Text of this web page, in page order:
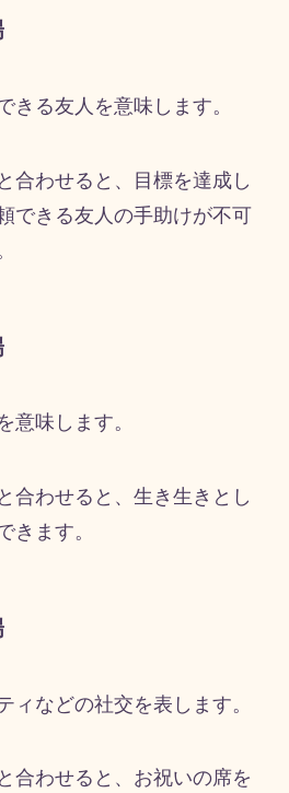
きる友人を意味します。
合わせると、目標を達成し
できる友人の手助けが不可
意味します。
合わせると、生き生きとし
きます。
ィなどの社交を表します。
合わせると、お祝いの席を